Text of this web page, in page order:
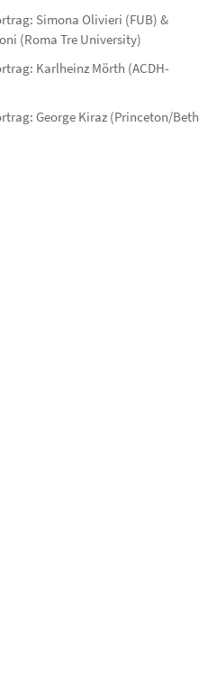
Simona Olivieri (FUB) &
(Roma Tre University)
Karlheinz Mörth (ACDH-
George Kiraz (Princeton/Beth